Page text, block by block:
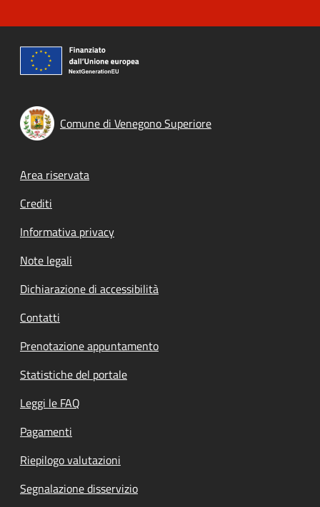
Comune di Venegono Superiore
Footer menu
Area riservata
Crediti
Informativa privacy
Note legali
Dichiarazione di accessibilità
Contatti
Prenotazione appuntamento
Statistiche del portale
Leggi le FAQ
Pagamenti
Riepilogo valutazioni
Segnalazione disservizio